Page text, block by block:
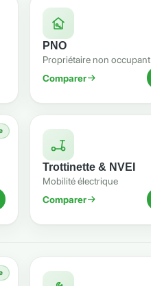
PNO
Propriétaire non occupant
Comparer
Trottinette & NVEI
Mobilité électrique
Comparer